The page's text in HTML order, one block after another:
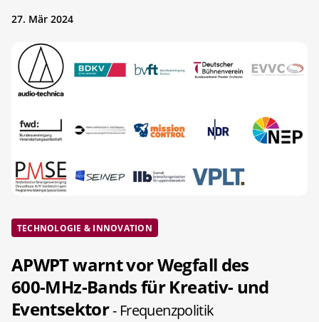
27. Mär 2024
TECHNOLOGIE & INNOVATION
APWPT warnt vor Wegfall des
600-MHz-Bands für Kreativ- und
Eventsektor- Frequenzpolitik